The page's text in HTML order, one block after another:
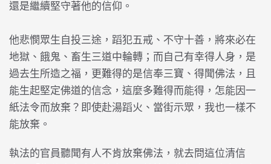
還是繼續堅守著他的信仰。
他悲憫眾生自投三途，蹈犯五戒、不守十善，將來必在
地獄、餓鬼、畜生三道中輪轉；而自己有幸得人身，是
過去生所造之福，更難得的是信奉三寶、得聞佛法，且
能生起堅定佛道的信念，這麼多難得而能得，怎能因一
紙法令而放棄？即使赴湯蹈火、當街示眾，我也一樣不
能放棄。
執法的官員聽聞有人不肯放棄佛法，就去問這位清信